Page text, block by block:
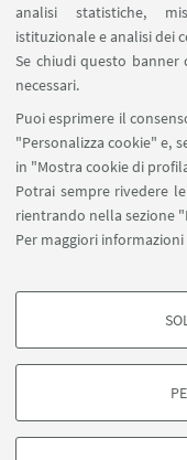
analisi statistiche,
istituzionale e analisi dei
Se chiudi questo banner
necessari.
Puoi esprimere il
"Personalizza cookie" e,
in "Mostra cookie di
Potrai sempre rivedere
rientrando nella sezione
Per maggiori informazioni
COOKIE DI
degli utenti, creare profili
di marketing.
©Copyright 2026 -
Bologna - Via Zamboni,
Privacy
Note legali